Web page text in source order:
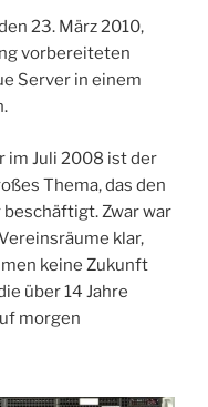
23. März 2010,
vorbereiteten
Server in einem
im Juli 2008 ist der
Thema, das den
Zwar war
klar,
keine Zukunft
über 14 Jahre
morgen